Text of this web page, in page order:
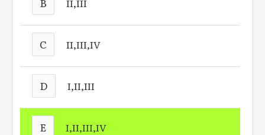
II,III
C II,III,IV
D I,II,III
E I,II,III,IV